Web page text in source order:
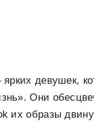
девушек,
Они
их образы